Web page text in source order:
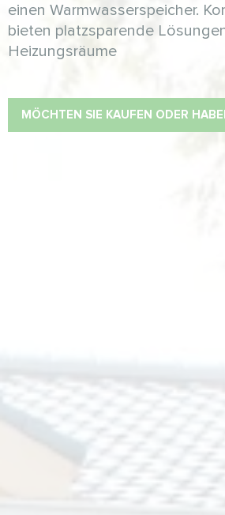
einen Warmwasserspeicher.
bieten platzsparende
Heizungsräume
MÖCHTEN SIE KAUFEN ODER